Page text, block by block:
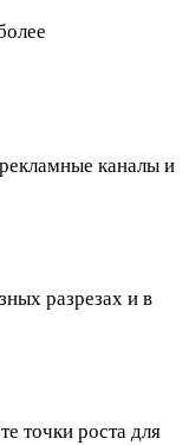
каналы и
разрезах и в
точки роста для